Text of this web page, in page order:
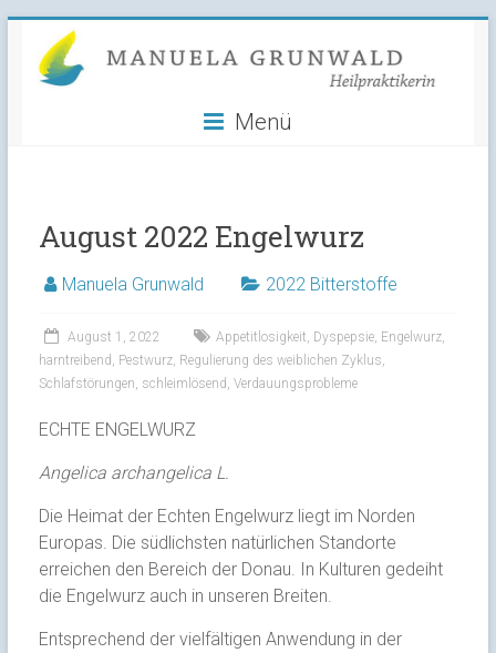
content
Manuela
Grunwald
Menü
August 2022 Engelwurz
Manuela Grunwald 2022 Bitterstoffe
August 1, 2022 Appetitlosigkeit Dyspepsie, Engelwurz,
harntreibend
Pestwurz, Regulierung des weiblichen Zyklus
Schlafstörungen schleimlösend Verdauungsprobleme
ECHTE ENGELWURZ
Angelica archangelica L.
Die Heimat der Echten Engelwurz liegt im Norden
Europas. Die südlichsten natürlichen Standorte
erreichen den Bereich der Donau. In Kulturen gedeiht
die Engelwurz auch in unseren Breiten.
Entsprechend der vielfältigen Anwendung in der